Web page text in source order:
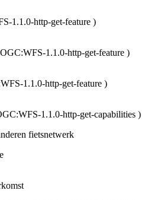
1.1.0-http-get-feature )
OGC:WFS-1.1.0-http-get-feature )
1.1.0-http-get-feature )
1.1.0-http-get-capabilities )
fietsnetwerk